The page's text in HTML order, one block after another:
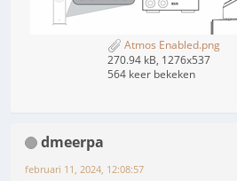
Atmos Enabled.png
270.94 kB, 1276x537
564 keer bekeken
dmeerpa
februari 11, 2024, 12:08:57